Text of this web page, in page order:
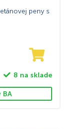
peny s
8 na sklade
BA